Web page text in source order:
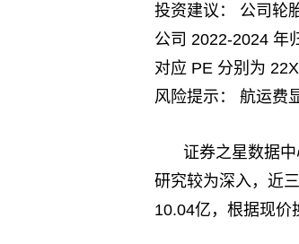
投资建议： 公司轮
公司 2022-2024 年
对应 PE 分别为
风险提示： 航运费
证券之星数据
研究较为深入，近
10.04亿，根据现价